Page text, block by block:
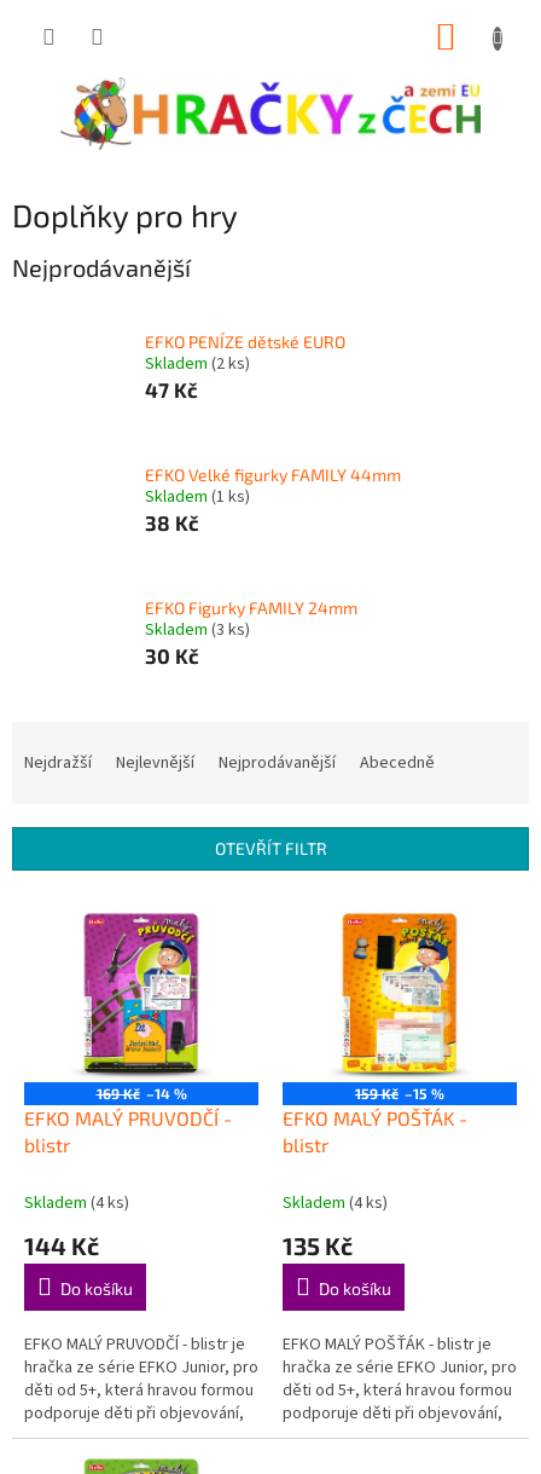
Doplňky pro hry
Nejprodávanější
EFKO PENÍZE dětské EURO
Skladem (2 ks)
47 Kč
EFKO Velké figurky FAMILY 44mm
Skladem (1 ks)
38 Kč
EFKO Figurky FAMILY 24mm
Skladem (3 ks)
30 Kč
í
Nejdražší Nejlevnější Nejprodávanější Abecedně
OTEVŘÍT FILTR
169 Kč –14 %
EFKO MALÝ PRUVODČÍ -
blistr
Skladem (4 ks)
144 Kč
Do košíku
EFKO MALÝ PRUVODČÍ - blistr je
hračka ze série EFKO Junior, pro
děti od 5+, která hravou formou
podporuje děti při objevování,
hraní a rozvoji důležitých
dovedností....
159 Kč –15 %
EFKO MALÝ POŠŤÁK -
blistr
Skladem (4 ks)
135 Kč
Do košíku
EFKO MALÝ POŠŤÁK - blistr je
hračka ze série EFKO Junior, pro
děti od 5+, která hravou formou
podporuje děti při objevování,
hraní a rozvoji důležitých